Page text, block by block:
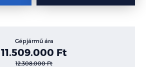
Gépjármű ára
11.509.000 Ft
12.308.000 Ft